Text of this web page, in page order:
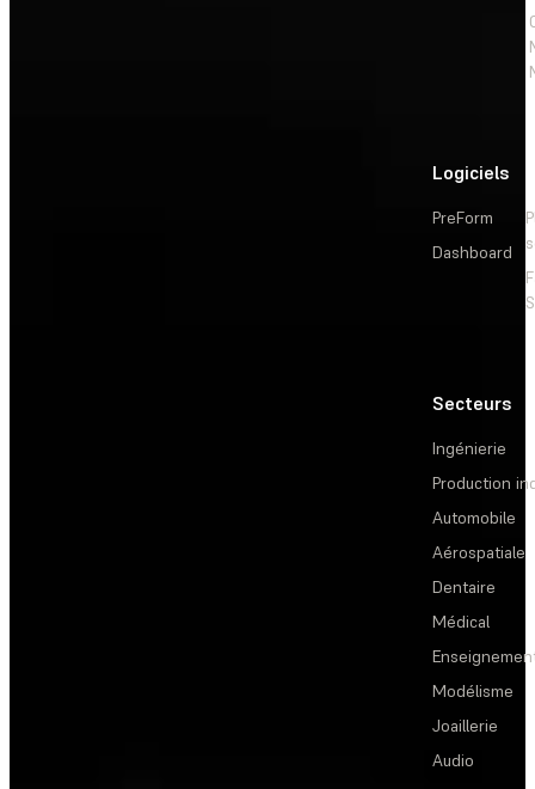
Logiciels
PreForm
Dashboard
Secteurs
Ingénierie
Production
Automobile
Aérospatiale
Dentaire
Médical
Modélisme
Joaillerie
Audio